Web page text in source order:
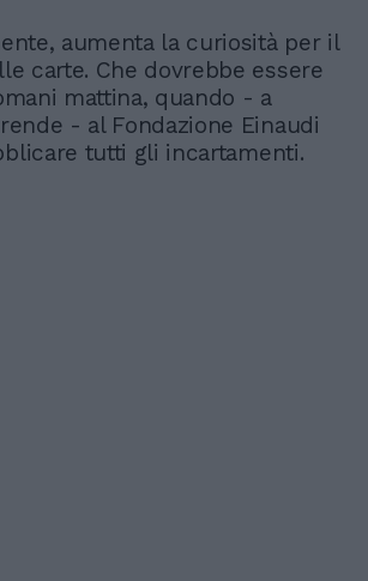
aumenta la curiosità per il
carte. Che dovrebbe essere
mattina, quando - a
- al Fondazione Einaudi
tutti gli incartamenti.